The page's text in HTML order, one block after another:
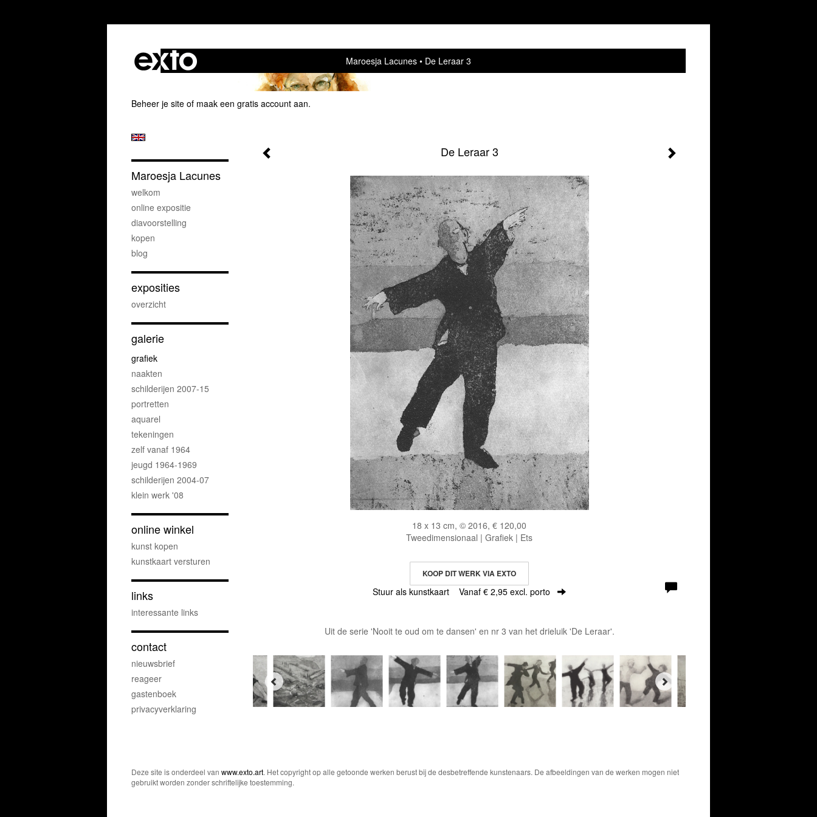
Maroesja Lacunes De Leraar 3
Beheer je site of maak een gratis account aan.
De Leraar 3
18 x 13 cm, © 2016, € 120,00
Tweedimensionaal | Grafiek | Ets
KOOP DIT WERK VIA EXTO
Stuur als kunstkaart Vanaf € 2,95 excl. porto
Uit de serie 'Nooit te oud om te dansen' en nr 3 van het drieluik 'De Leraar'.
Maroesja Lacunes
welkom
online expositie
diavoorstelling
kopen
blog
exposities
overzicht
galerie
grafiek
naakten
schilderijen 2007-15
portretten
aquarel
tekeningen
zelf vanaf 1964
jeugd 1964-1969
schilderijen 2004-07
klein werk '08
online winkel
kunst kopen
kunstkaart versturen
links
interessante links
contact
nieuwsbrief
reageer
gastenboek
privacyverklaring
Deze site is onderdeel van www.exto.art. Het copyright op alle getoonde werken berust bij de desbetreffende kunstenaars. De afbeeldingen van de werken mogen niet
gebruikt worden zonder schriftelijke toestemming.